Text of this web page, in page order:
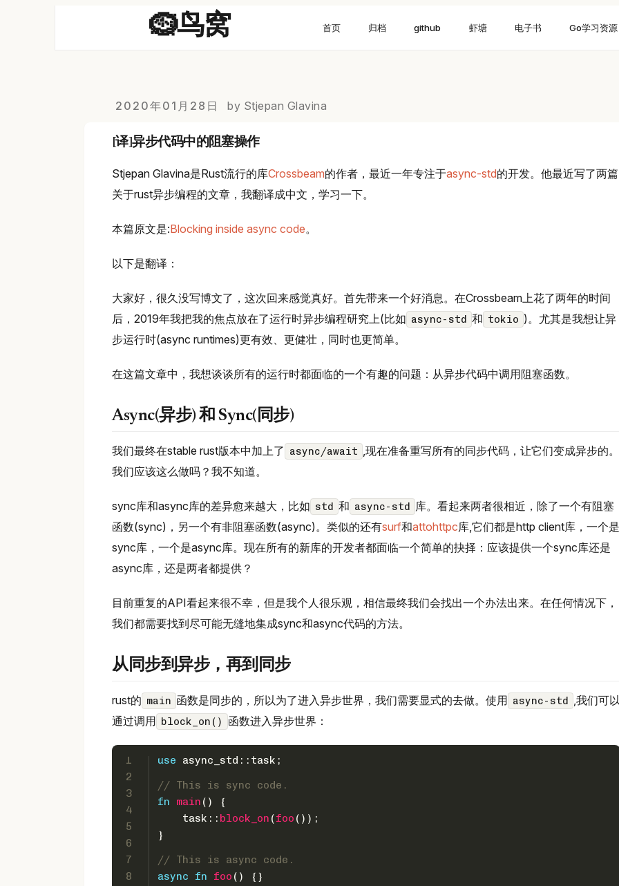
🪹鸟窝 首页 归档 github 虾塘 电子书 Go学习资源
2020年01月28日 by Stjepan Glavina
[译]异步代码中的阻塞操作
Stjepan Glavina是Rust流行的库Crossbeam的作者，最近一年专注于async-std的开发。他最近写了两篇
关于rust异步编程的文章，我翻译成中文，学习一下。
本篇原文是:Blocking inside async code。
以下是翻译：
大家好，很久没写博文了，这次回来感觉真好。首先带来一个好消息。在Crossbeam上花了两年的时间
后，2019年我把我的焦点放在了运行时异步编程研究上(比如 async-std 和 tokio )。尤其是我想让异
步运行时(async runtimes)更有效、更健壮，同时也更简单。
在这篇文章中，我想谈谈所有的运行时都面临的一个有趣的问题：从异步代码中调用阻塞函数。
Async(异步) 和 Sync(同步)
我们最终在stable rust版本中加上了 async/await ,现在准备重写所有的同步代码，让它们变成异步的。
我们应该这么做吗？我不知道。
sync库和async库的差异愈来越大，比如 std 和 async-std 库。看起来两者很相近，除了一个有阻塞
函数(sync)，另一个有非阻塞函数(async)。类似的还有surf和attohttpc库,它们都是http client库，一个是
sync库，一个是async库。现在所有的新库的开发者都面临一个简单的抉择：应该提供一个sync库还是
async库，还是两者都提供？
目前重复的API看起来很不幸，但是我个人很乐观，相信最终我们会找出一个办法出来。在任何情况下，
我们都需要找到尽可能无缝地集成sync和async代码的方法。
从同步到异步，再到同步
rust的 main 函数是同步的，所以为了进入异步世界，我们需要显式的去做。使用 async-std ,我们可
通过调用 block_on() 函数进入异步世界：
1
2
3
4
5
6
7
8
use async_std::task;
// This is sync code.
fn
main () {
    task::
block_on (foo ());
}
// This is async code.
async
fn foo () {}